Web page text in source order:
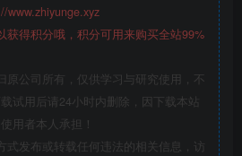
www.zhiyunge.xyz
获得积分哦，积分可用来购买全站99%
原公司所有，仅供学习与研究使用，不
试用后请24小时内删除，因下载本站
用者本人承担！
式发布或转载任何违法的相关信息，访